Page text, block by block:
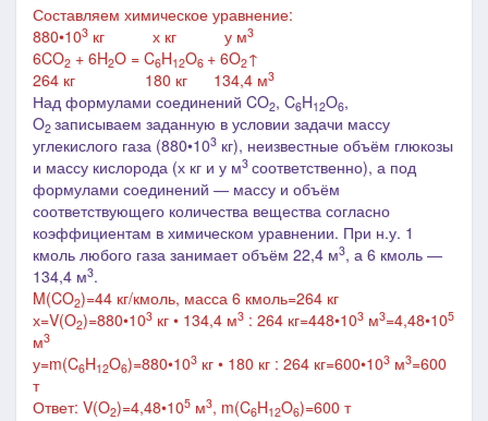
Составляем химическое уравнение:
880•103 кг х кг у м3
6CO2 + 6H2O = C6H12O6 + 6O2↑
264 кг 180 кг 134,4 м3
Над формулами соединений CO2, C6H12O6,
O2 записываем заданную в условии задачи массу
углекислого газа (880•103 кг), неизвестные объём глюкозы
и массу кислорода (х кг и у м3 соответственно), а под
формулами соединений ― массу и объём
соответствующего количества вещества согласно
коэффициентам в химическом уравнении. При н.у. 1
кмоль любого газа занимает объём 22,4 м3, а 6 кмоль ―
134,4 м3.
M(CO2)=44 кг/кмоль, масса 6 кмоль=264 кг
х=V(O2)=880•103 кг • 134,4 м3 : 264 кг=448•103 м3=4,48•105
м3
у=m(C6H12O6)=880•103 кг • 180 кг : 264 кг=600•103 м3=600
т
Ответ: V(O2)=4,48•105 м3, m(C6H12O6)=600 т